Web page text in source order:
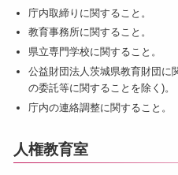
庁内取締りに関すること。
教育事務所に関すること。
県立専門学校に関すること。
公益財団法人茨城県教育財団に
の委託等に関することを除く)。
庁内の連絡調整に関すること。
人権教育室